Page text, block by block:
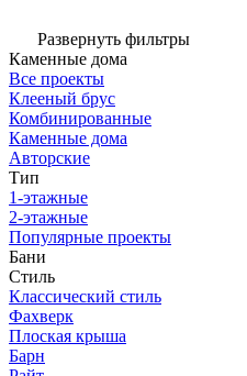
Развернуть фильтры
Каменные дома
Все проекты
Клееный брус
Комбинированные
Каменные дома
Авторские
Тип
1-этажные
2-этажные
Популярные проекты
Бани
Стиль
Классический стиль
Фахверк
Плоская крыша
Барн